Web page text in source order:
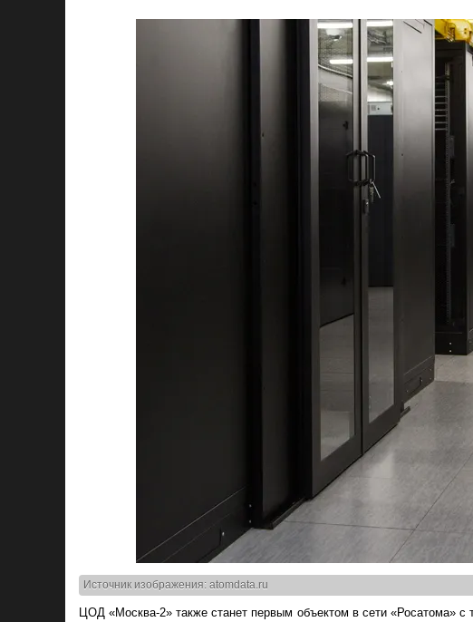
Источник изображения: atomdata.ru
ЦОД «Москва-2» также станет первым объектом в сети «Росатома» с